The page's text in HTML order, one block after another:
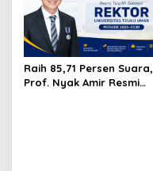
Raih 85,71 Persen Suara,
Prof. Nyak Amir Resmi